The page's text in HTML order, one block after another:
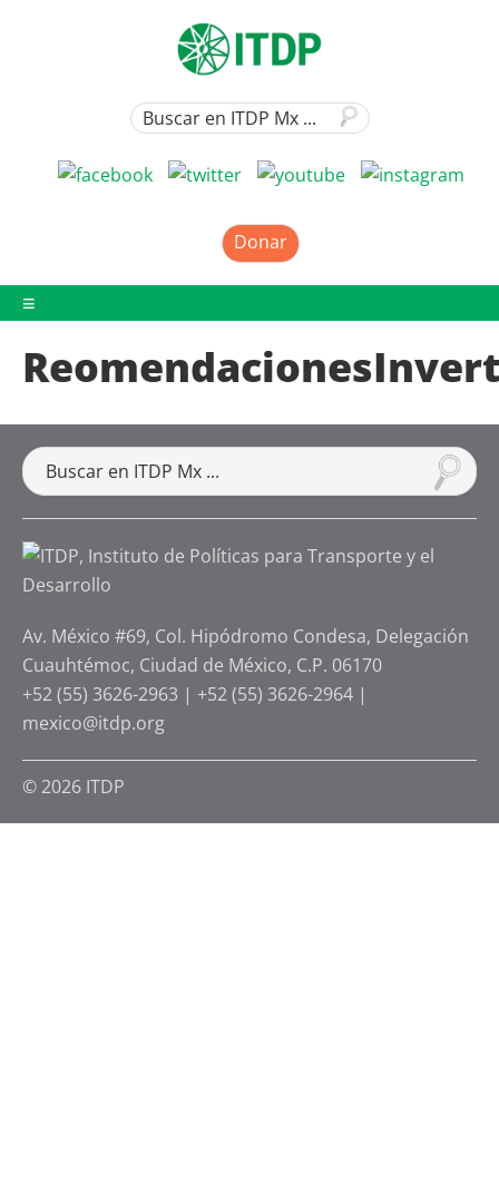
Donar
Av. México #69, Col. Hipódromo Condesa, Delegación
Cuauhtémoc, Ciudad de México, C.P. 06170
+52 (55) 3626-2963 | +52 (55) 3626-2964 |
mexico@itdp.org
© 2026 ITDP